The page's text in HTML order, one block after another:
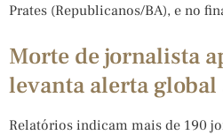
Prates (Republicanos/BA), e no
Morte de jornalista
levanta alerta
Relatórios indicam mais de 190